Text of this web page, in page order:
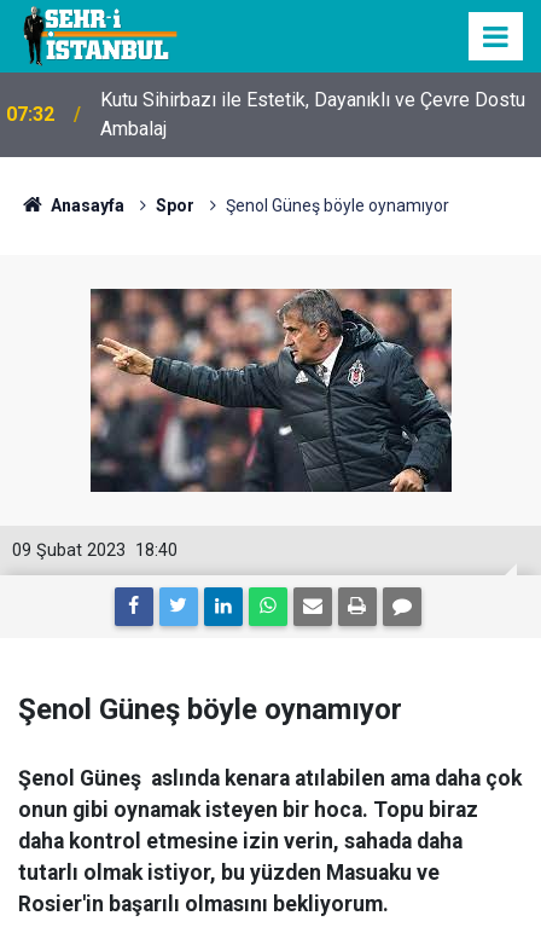
07:32
Kutu Sihirbazı ile Estetik, Dayanıklı ve Çevre Dostu
Ambalaj
Anasayfa Spor Şenol Güneş böyle oynamıyor
18:40
09 Şubat 2023
Şenol Güneş böyle oynamıyor
Şenol Güneş aslında kenara atılabilen ama daha çok
onun gibi oynamak isteyen bir hoca. Topu biraz
daha kontrol etmesine izin verin, sahada daha
tutarlı olmak istiyor, bu yüzden Masuaku ve
Rosier'in başarılı olmasını bekliyorum.